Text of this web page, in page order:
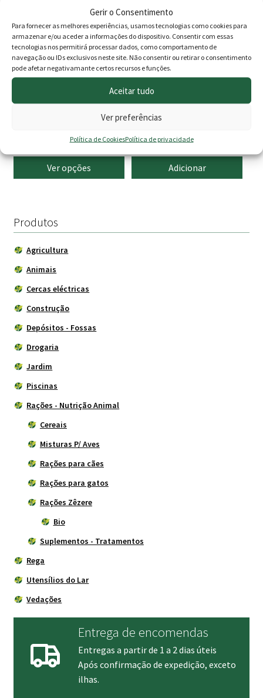
Gerir o Consentimento
Para fornecer as melhores experiências, usamos tecnologias como cookies para
armazenar e/ou aceder a informações do dispositivo. Consentir com essas
tecnologias nos permitirá processar dados, como comportamento de
navegação ou IDs exclusivos neste site. Não consentir ou retirar o consentimento
pode afetar negativamante certos recursos e funções.
Aceitar tudo
Ver preferências
Política de CookiesPolítica de privacidade
59.90 €
–9.95€Price
range:
2.00 €
Ver opções
multiple
variants.
The
options
be
product
page
6.00
Adicionar
Produtos
Agricultura
Animais
Cercas eléctricas
Construção
Depósitos - Fossas
Drogaria
Jardim
Piscinas
Rações - Nutrição Animal
Cereais
Misturas P/ Aves
Rações para cães
Rações para gatos
Rações Zêzere
Bio
Suplementos - Tratamentos
Rega
Utensílios do Lar
Vedações
Entrega de encomendas
Entregas a partir de 1 a 2 dias úteis
Após confirmação de expedição, exceto
ilhas.